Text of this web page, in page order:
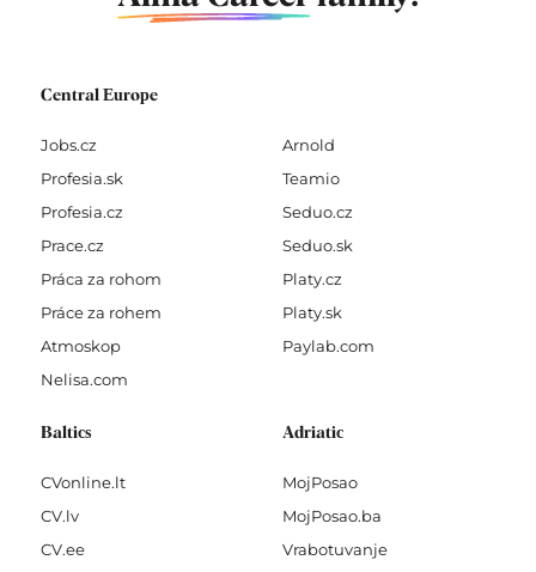
Central Europe
Jobs.cz
Profesia.sk
Profesia.cz
Prace.cz
Práca za rohom
Práce za rohem
Atmoskop
Nelisa.com
Arnold
Teamio
Seduo.cz
Seduo.sk
Platy.cz
Platy.sk
Paylab.com
Baltics
CVonline.lt
CV.lv
CV.ee
Adriatic
MojPosao
MojPosao.ba
Vrabotuvanje